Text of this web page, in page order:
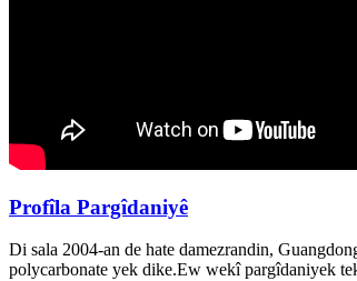
Profîla Pargîdaniyê
Di sala 2004-an de hate damezrandin,
polycarbonate yek dike.Ew wekî pargîdaniyek